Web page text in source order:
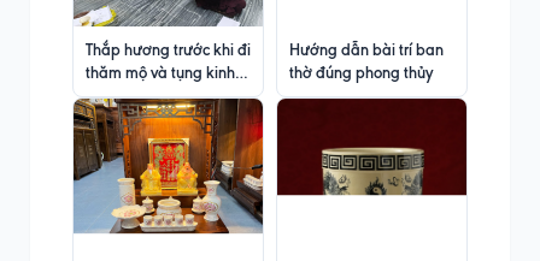
Thắp hương trước khi đi
thăm mộ và tụng kinh
tại gia
Hướng dẫn bài trí ban
thờ đúng phong thủy